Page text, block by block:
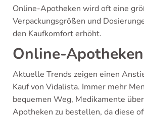
Online-Apotheken wird oft eine
Verpackungsgrößen und
den Kaufkomfort erhöht.
Online-
Aktuelle Trends zeigen einen
Kauf von Vidalista. Immer mehr
bequemen Weg, Medikamente
Apotheken zu bestellen, da diese